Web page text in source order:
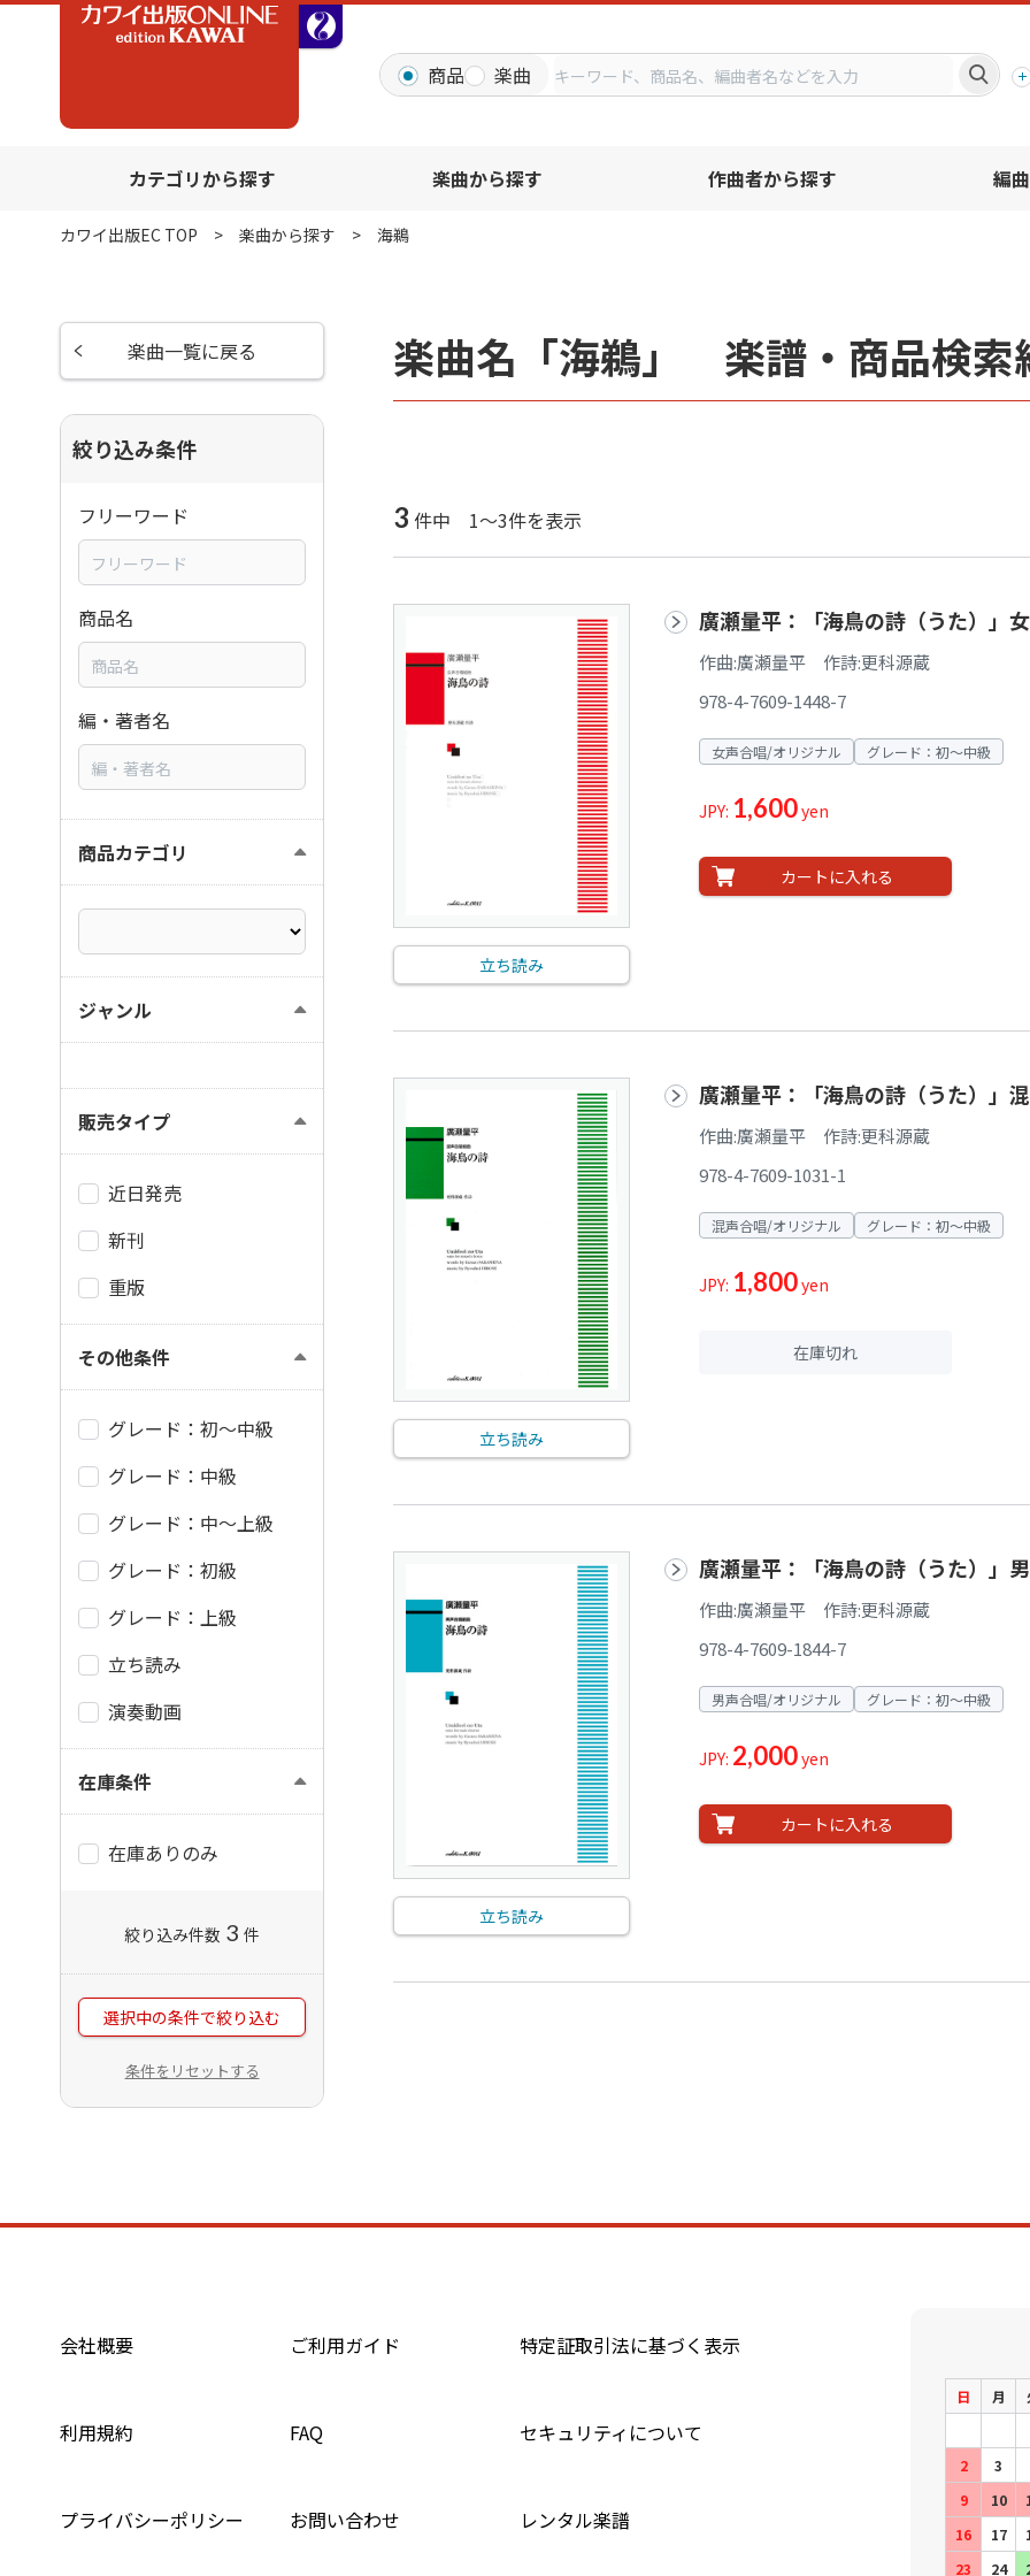
商品 楽曲
カテゴリから探す 楽曲から探す 作曲者から探す 編
カワイ出版EC TOP 楽曲から探す 海鵜
楽曲名「海鵜」 楽譜・商品検索
3 件中 1～3件を表示
立ち読み
廣瀬量平：「海鳥の詩（うた）」
作曲:廣瀬量平 作詩:更科源蔵
978-4-7609-1448-7
女声合唱/オリジナル グレード：初～中級
JPY: 1,600yen
カートに入れる
立ち読み
廣瀬量平：「海鳥の詩（うた）」
作曲:廣瀬量平 作詩:更科源蔵
978-4-7609-1031-1
混声合唱/オリジナル グレード：初～中級
JPY: 1,800yen
在庫切れ
立ち読み
廣瀬量平：「海鳥の詩（うた）」
作曲:廣瀬量平 作詩:更科源蔵
978-4-7609-1844-7
男声合唱/オリジナル グレード：初～中級
JPY: 2,000yen
カートに入れる
楽曲一覧に戻る
絞り込み条件
フリーワード
商品名
編・著者名
商品カテゴリ
ジャンル
販売タイプ
近日発売
新刊
重版
その他条件
グレード：初～中級
グレード：中級
グレード：中～上級
グレード：初級
グレード：上級
立ち読み
演奏動画
在庫条件
在庫ありのみ
絞り込み件数 3 件
選択中の条件で絞り込む
条件をリセットする
会社概要 ご利用ガイド 特定証取引法に基づく表示
利用規約 FAQ セキュリティについて
プライバシーポリシー お問い合わせ レンタル楽譜
日 月
2
3
9
10
16
17
23
24